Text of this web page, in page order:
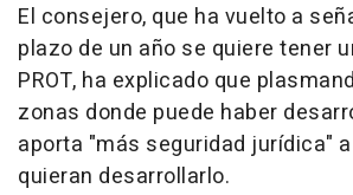
El consejero, que ha vuelto a
plazo de un año se quiere tener
PROT, ha explicado que
zonas donde puede haber
aporta "más seguridad jurídica"
quieran desarrollarlo.